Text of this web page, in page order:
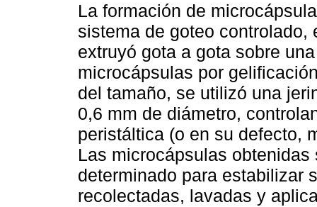
La formación de
sistema de goteo
extruyó gota a gota sobre
microcápsulas por
del tamaño, se utilizó una
0,6 mm de diámetro,
peristáltica (o en su defecto,
Las microcápsulas
determinado para estabilizar
recolectadas, lavadas y